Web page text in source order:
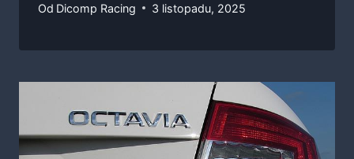
Od Dicomp Racing 3 listopadu, 2025